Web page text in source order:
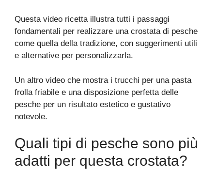
Questa video ricetta illustra tutti i passaggi
fondamentali per realizzare una crostata di pesche
come quella della tradizione, con suggerimenti utili
e alternative per personalizzarla.
Un altro video che mostra i trucchi per una pasta
frolla friabile e una disposizione perfetta delle
pesche per un risultato estetico e gustativo
notevole.
Quali tipi di pesche sono più
adatti per questa crostata?